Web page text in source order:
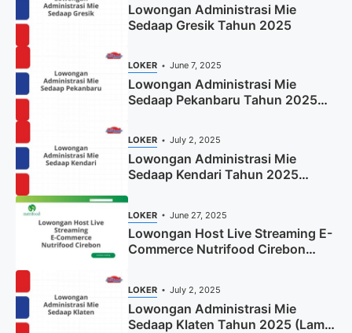
Lowongan Administrasi Mie
Sedaap Gresik Tahun 2025
LOKER June 7, 2025
Lowongan Administrasi Mie
Sedaap Pekanbaru Tahun 2025
LOKER July 2, 2025
Lowongan Administrasi Mie
Sedaap Kendari Tahun 2025
LOKER June 27, 2025
Lowongan Host Live Streaming E-
Commerce Nutrifood Cirebon
LOKER July 2, 2025
Lowongan Administrasi Mie
Sedaap Klaten Tahun 2025 (Lamar